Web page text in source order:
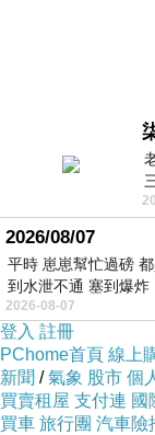
2026/08/07
平時 崽崽幫忙過磅
到水泄不通 塞到爆
2026-08-07
登入 註冊
PChome首頁 線上
新聞 /氣象 股市 個
買賣租屋 支付連 國
買車 旅行團 汽車險